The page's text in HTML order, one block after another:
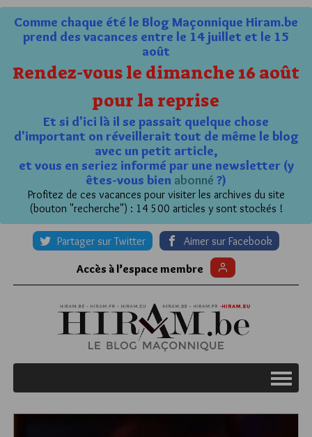
Comme chaque été le Blog Maçonnique Hiram.be
prend des vacances entre le 14 juillet et le 15
août
Rendez-vous le dimanche 16 août
pour la reprise
Et si d'ici là il se passait quelque chose
d'important on réveillerait tout de même le blog
avec un petit article,
et vous en seriez informé par une newsletter (y
êtes-vous bien abonné ?)
Profitez de ces vacances pour visiter les archives du site
(bouton "recherche") : 14 500 articles y sont stockés !
Partager sur Twitter Aimer sur Facebook
Accès à l’espace membre